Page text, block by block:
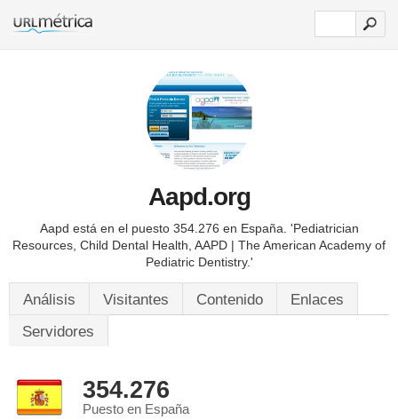
Aapd.org
Aapd está en el puesto 354.276 en España. 'Pediatrician
Resources, Child Dental Health, AAPD | The American Academy of
Pediatric Dentistry.'
Análisis Visitantes Contenido
Enlaces
Servidores
354.276
Puesto en España